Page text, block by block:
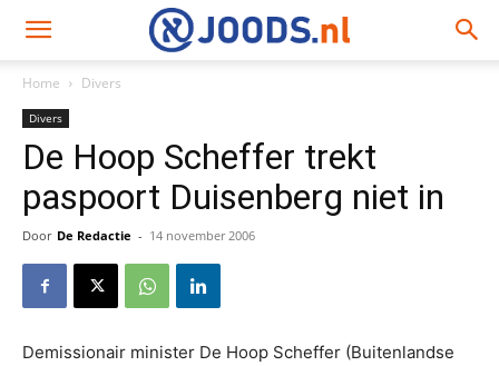
Home Divers
Divers
De Hoop Scheffer trekt
paspoort Duisenberg niet in
Door De Redactie - 14 november 2006
Demissionair minister De Hoop Scheffer (Buitenlandse